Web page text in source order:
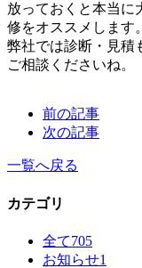
放っておくと本当に
修をオススメします。
弊社では診断・見積
ご相談くださいね。
前の記事
次の記事
一覧へ戻る
カテゴリ
全て705
お知らせ1